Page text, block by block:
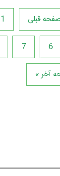
قبلی 1
6
7
آخر »